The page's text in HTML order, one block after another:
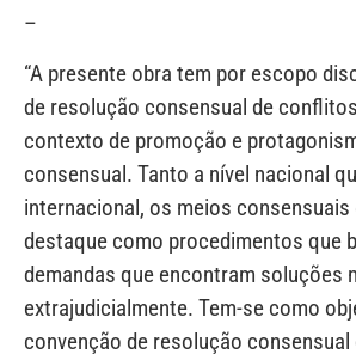
–
“A presente obra tem por escopo
de resolução consensual de
contexto de promoção e
consensual. Tanto a nível nacional
internacional, os meios consensuais
destaque como procedimentos que
demandas que encontram soluções
extrajudicialmente. Tem-se como
convenção de resolução